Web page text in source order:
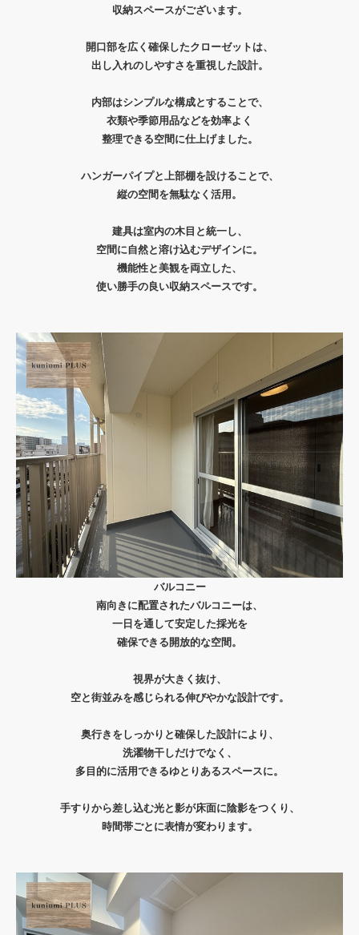
収納スペースがございます。
開口部を広く確保したクローゼットは、
出し入れのしやすさを重視した設計。
内部はシンプルな構成とすることで、
衣類や季節用品などを効率よく
整理できる空間に仕上げました。
ハンガーパイプと上部棚を設けることで、
縦の空間を無駄なく活用。
建具は室内の木目と統一し、
空間に自然と溶け込むデザインに。
機能性と美観を両立した、
使い勝手の良い収納スペースです。
バルコニー
南向きに配置されたバルコニーは、
一日を通して安定した採光を
確保できる開放的な空間。
視界が大きく抜け、
空と街並みを感じられる伸びやかな設計です。
奥行きをしっかりと確保した設計により、
洗濯物干しだけでなく、
多目的に活用できるゆとりあるスペースに。
手すりから差し込む光と影が床面に陰影をつくり、
時間帯ごとに表情が変わります。